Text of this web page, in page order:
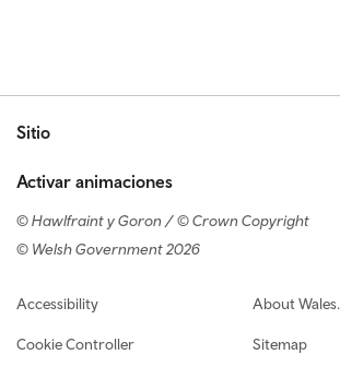
Sitio
Activar animaciones
© Hawlfraint y Goron / © Crown Copyright
© Welsh Government 2026
Footer navigation
Accessibility
Cookie Controller
About
Sitemap